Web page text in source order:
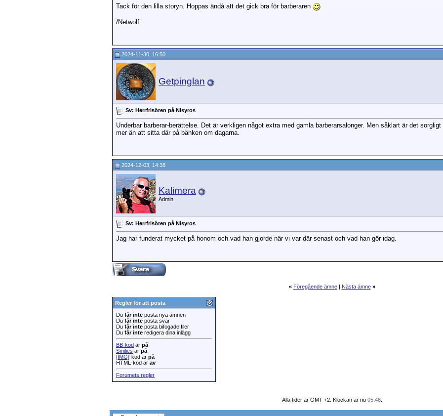
Tack för den lilla storyn. Hoppas ändå att det gick bra för barberaren
/Netwolf
2024-11-30, 16:50
Getpinglan
Sv: Herrfrisören på Nisyros
Underbar barberar-berättelse. Det är verkligen något extra med gamla barberarsalonger. Men såklart är det
mer än att sitta där på bänken om dagarna.
2024-12-03, 14:38
Kalimera
Admin
Sv: Herrfrisören på Nisyros
Jag har funderat mycket på honom och vad han gjorde när vi var där senast och vad han gör idag.
« Föregående ämne| Nästa ämne »
Regler för att posta
Du får inte posta nya ämnen
Du får inte posta svar
Du får inte posta bifogade filer
Du får inte redigera dina inlägg
BB-kod är på
Smilies är på
[IMG]-kod är på
HTML-kod är av
Forumets regler
Alla tider är GMT +2. Klockan är nu 05:46.